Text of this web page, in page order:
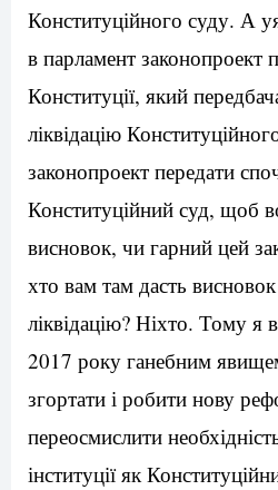
Конституційного суду. А
в парламент законопроект
Конституції, який
ліквідацію
законопроект передати
Конституційний суд, щоб
висновок, чи гарний цей
хто вам там дасть
ліквідацію? Ніхто. Тому
2017 року ганебним
згортати і робити нову
переосмислити
інституції як